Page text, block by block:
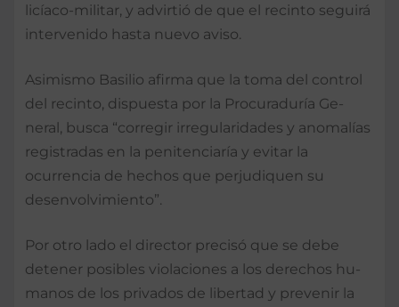
licíaco-militar, y advirtió de que el recinto seguirá
inter­venido hasta nuevo aviso.
Asimismo Basilio afirma que la toma del control
del recinto, dispues­ta por la Procuraduría Ge­
neral, busca “corregir irre­gularidades y anomalías
registradas en la penitencia­ría y evitar la
ocurrencia de hechos que perjudiquen su
desenvolvimiento”.
Por otro lado el director precisó que se debe
detener posibles vio­laciones a los derechos hu­
manos de los privados de libertad y prevenir la